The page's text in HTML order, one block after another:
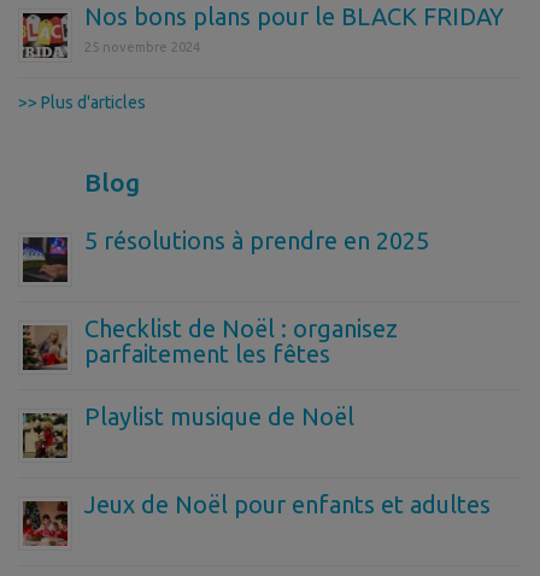
Nos bons plans pour le BLACK FRIDAY
25 novembre 2024
>> Plus d'articles
Blog
5 résolutions à prendre en 2025
Checklist de Noël : organisez
parfaitement les fêtes
Playlist musique de Noël
Jeux de Noël pour enfants et adultes